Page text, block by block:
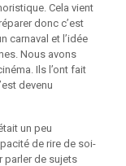
Cela vient
donc c’est
carnaval et l’idée
Nous avons
Ils l’ont fait
devenu
un peu
de rire de soi-
parler de sujets